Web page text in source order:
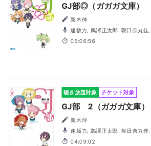
GJ部◎（ガガガ文庫）
新木伸
逢坂力, 鵜澤正太郎, 朝日奈丸佳, 本泉莉奈, 福緒唯, 江口
菜子, 柴田倫佳
05:06:56
聴き放題対象 チケット対象
GJ部 2（ガガガ文庫）
新木伸
逢坂力, 鵜澤正太郎, 朝日奈丸佳, 本泉莉奈, 福緒唯, 水野
亜美
04:09:02